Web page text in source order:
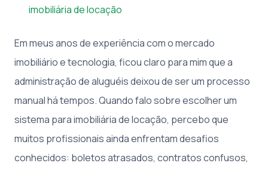
imobiliária de locação
Em meus anos de experiência com o mercado
imobiliário e tecnologia, ficou claro para mim que a
administração de aluguéis deixou de ser um processo
manual há tempos. Quando falo sobre escolher um
sistema para imobiliária de locação, percebo que
muitos profissionais ainda enfrentam desafios
conhecidos: boletos atrasados, contratos confusos,